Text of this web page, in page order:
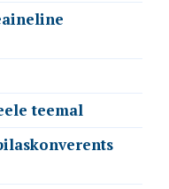
teemal